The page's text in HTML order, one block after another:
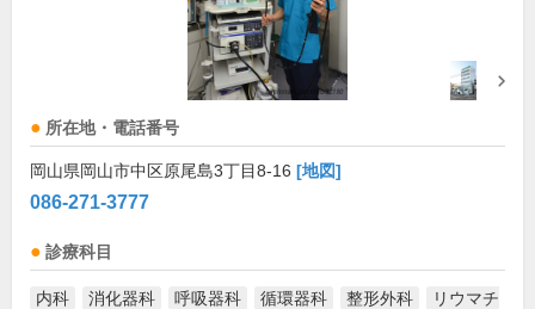
所在地・電話番号
岡山県岡山市中区原尾島3丁目8-16 [地図]
086-271-3777
診療科目
内科 消化器科 呼吸器科 循環器科 整形外科
リウマチ